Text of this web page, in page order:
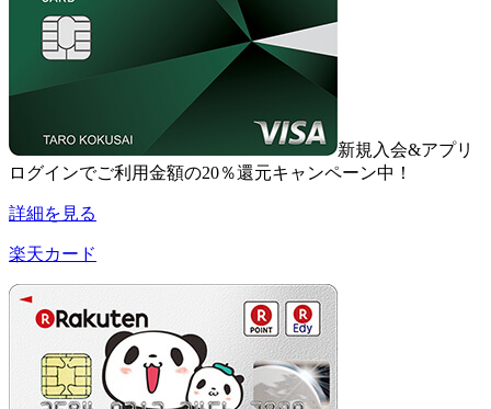
新規入会&アプリ
ログインでご利用金額の20％還元キャンペーン中！
詳細を見る
楽天カード